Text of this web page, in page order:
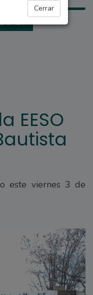
Cerrar
EESO
este viernes 3 de